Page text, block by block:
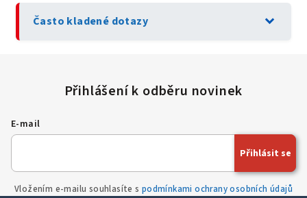
Často kladené dotazy expand_more
E-mail
Vložením e-mailu souhlasíte s podmínkami ochrany osobních údajů
Přihlásit se